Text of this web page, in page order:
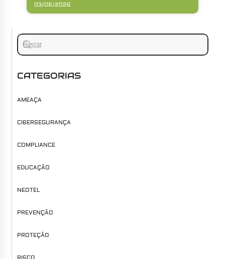
03/08/2026
CATEGORIAS
AMEAÇA
CIBERSEGURANÇA
COMPLIANCE
EDUCAÇÃO
NEOTEL
PREVENÇÃO
PROTEÇÃO